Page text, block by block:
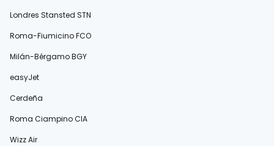
Londres Stansted STN
Roma-Fiumicino FCO
Milán-Bérgamo BGY
easyJet
Cerdeña
Roma Ciampino CIA
Wizz Air